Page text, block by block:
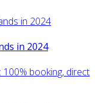
in 2024